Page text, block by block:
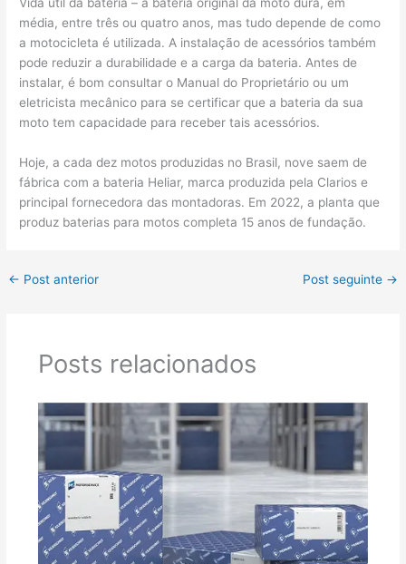
média, entre três ou quatro anos, mas tudo depende de como
a motocicleta é utilizada. A instalação de acessórios também
pode reduzir a durabilidade e a carga da bateria. Antes de
instalar, é bom consultar o Manual do Proprietário ou um
eletricista mecânico para se certificar que a bateria da sua
moto tem capacidade para receber tais acessórios.
Hoje, a cada dez motos produzidas no Brasil, nove saem de
fábrica com a bateria Heliar, marca produzida pela Clarios e
principal fornecedora das montadoras. Em 2022, a planta que
produz baterias para motos completa 15 anos de fundação.
← Post anterior Post seguinte →
Posts relacionados